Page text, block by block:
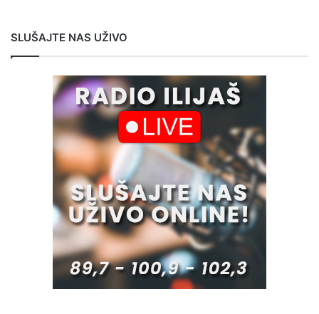
SLUŠAJTE NAS UŽIVO